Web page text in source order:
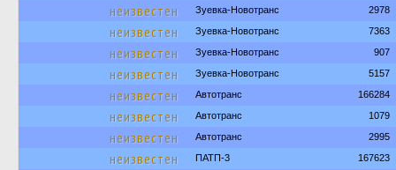
неизвестен Зуевка-Новотранс 2978
неизвестен Зуевка-Новотранс 7363
неизвестен Зуевка-Новотранс 907
неизвестен Зуевка-Новотранс 5157
неизвестен Автотранс 166284
неизвестен Автотранс 1079
неизвестен Автотранс 2995
неизвестен ПАТП-3 167623